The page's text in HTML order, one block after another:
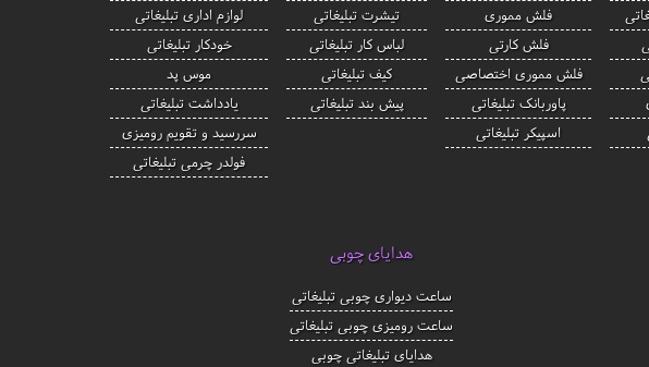
فلش مموری
فلش کارتی
فلش مموری اختصاصی
پاوربانک تبلیغاتی
اسپیکر تبلیغاتی
تیشرت تبلیغاتی
لباس کار تبلیغاتی
کیف تبلیغاتی
پیش بند تبلیغاتی
لوازم اداری تبلیغاتی
خودکار تبلیغاتی
موس پد
یادداشت تبلیغاتی
سررسید و تقویم رومیزی
فولدر چرمی تبلیغاتی
هدایای چوبی
ساعت دیواری چوبی تبلیغاتی
ساعت رومیزی چوبی تبلیغاتی
هدایای تبلیغاتی چوبی